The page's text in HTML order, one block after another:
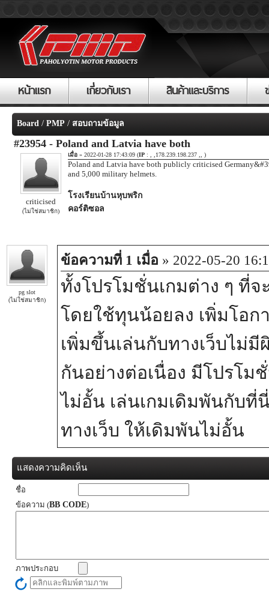
หน้าแรก เกี่ยวกับเรา สินค้าและบริการ
Board / PMP / สอบถามข้อมูล
#23954 - Poland and Latvia have both
criticised
(ไม่ใช่สมาชิก)
เมื่อ » 2022-01-28 17:43:09 (IP : , ,178.239.198.237 ,, )
Poland and Latvia have both publicly criticised
and 5,000 military helmets.
โรงเรียนบ้านหุบพริก
คอร์ติซอล
pg slot
(ไม่ใช่สมาชิก)
ข้อความที่ 1 เมื่อ » 2022-05-20
ทั้งโปรโมชั่นเกมต่าง ๆ ที่
โดยใช้ทุนน้อยลง เพิ่มโอก
เพิ่มขึ้นเล่นกับทางเว็บไม่
กันอย่างต่อเนื่อง มีโปรโม
ไม่อั้น เล่นเกมเดิมพันกับ
ทางเว็บ ให้เดิมพันไม่อั้น
แสดงความคิดเห็น
ชื่อ
ข้อความ (BB CODE)
ภาพประกอบ